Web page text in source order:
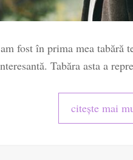
fost în prima mea tabără
Tabăra asta a
citește mai